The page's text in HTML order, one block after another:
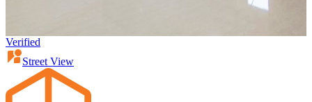
Verified
Street View